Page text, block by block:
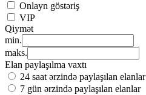
Onlayn göstəriş
VIP
Qiymət
min.
maks.
Elan paylaşılma vaxtı
24 saat ərzində paylaşılan elanlar
7 gün ərzində paylaşılan elanlar